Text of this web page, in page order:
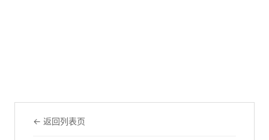
← 返回列表页